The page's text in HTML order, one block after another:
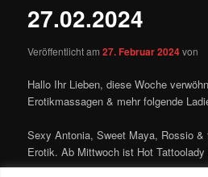
27.02.2024
Veröffentlicht am27. Februar 2024von
Hallo Ihr Lieben, diese Woche
Erotikmassagen & mehr folgende
Sexy Antonia, Sweet Maya, Rossio
Erotik. Ab Mittwoch ist Hot